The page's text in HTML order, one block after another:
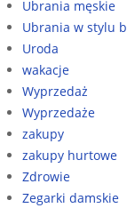
Ubrania męskie
Ubrania w stylu
Uroda
wakacje
Wyprzedaż
Wyprzedaże
zakupy
zakupy hurtowe
Zdrowie
Zegarki damskie